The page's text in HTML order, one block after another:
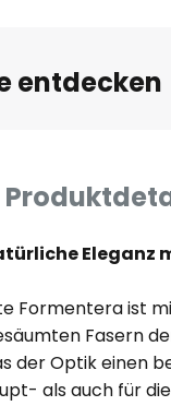
entdecken
Eleganz
Formentera ist
Fasern
der Optik einen
als auch für